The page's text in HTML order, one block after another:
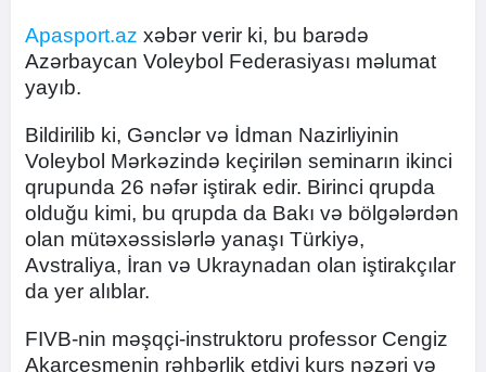
Apasport.az xəbər verir ki, bu barədə
Azərbaycan Voleybol Federasiyası məlumat
yayıb.
Bildirilib ki, Gənclər və İdman Nazirliyinin
Voleybol Mərkəzində keçirilən seminarın ikinci
qrupunda 26 nəfər iştirak edir. Birinci qrupda
olduğu kimi, bu qrupda da Bakı və bölgələrdən
olan mütəxəssislərlə yanaşı Türkiyə,
Avstraliya, İran və Ukraynadan olan iştirakçılar
da yer alıblar.
FIVB-nin məşqçi-instruktoru professor Cengiz
Akarçeşmenin rəhbərlik etdiyi kurs nəzəri və